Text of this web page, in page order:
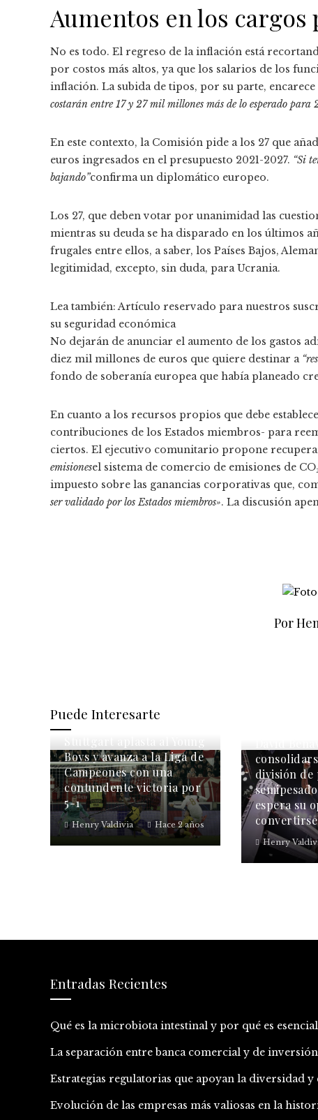
Aumentos en los
No es todo. El regreso de la inflación está
por costos más altos, ya que los salarios de los
inflación. La subida de tipos, por su parte,
costarán entre 17 y 27 mil millones más de lo esperado para
En este contexto, la Comisión pide a los 27 que
euros ingresados ​​en el presupuesto 2021-2027. “Si
bajando”confirma un diplomático europeo.
Los 27, que deben votar por unanimidad las
mientras su deuda se ha disparado en los últimos
frugales entre ellos, a saber, los Países Bajos,
legitimidad, excepto, sin duda, para Ucrania.
Lea también: Artículo reservado para nuestros
su seguridad económica
No dejarán de anunciar el aumento de los gastos
diez mil millones de euros que quiere destinar a
fondo de soberanía europea que había planeado
En cuanto a los recursos propios que debe
contribuciones de los Estados miembros- para
ciertos. El ejecutivo comunitario propone
emisionesel sistema de comercio de emisiones de
impuesto sobre las ganancias corporativas que,
ser validado por los Estados miembros». La discusión
Por
Puede Interesarte
Boys y avanza a la Liga de
Campeones con una
contundente victoria por
5-1
Henry Valdivia Hace 2 años
división de
espera su
Henry
Entradas Recientes
Qué es la microbiota intestinal y por qué es
La separación entre banca comercial y de
Estrategias regulatorias que apoyan la diversidad
Evolución de las empresas más valiosas en la